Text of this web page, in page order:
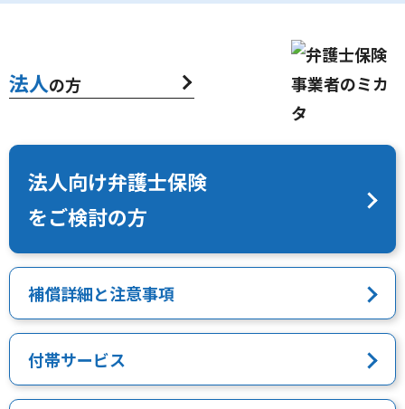
法人の方
法人向け弁護士保険
をご検討の方
補償詳細と注意事項
付帯サービス